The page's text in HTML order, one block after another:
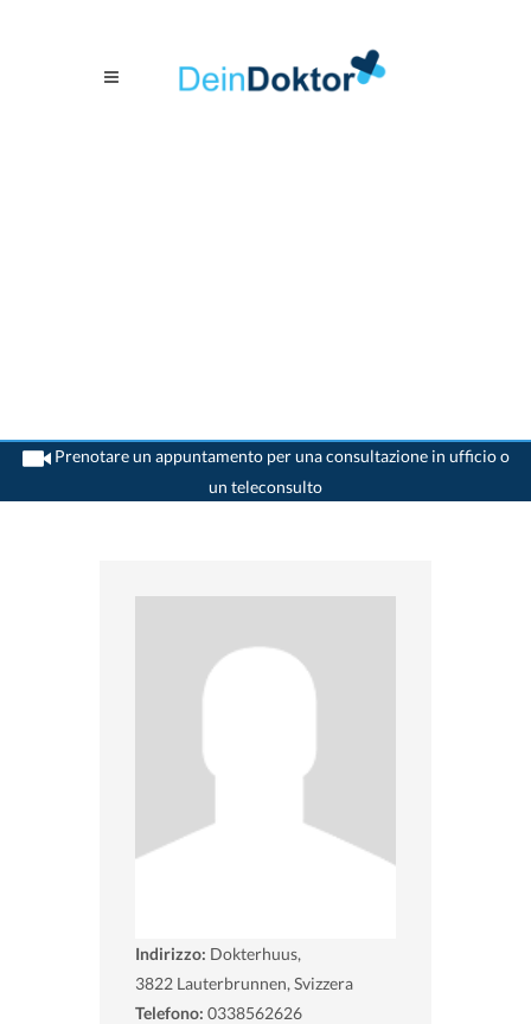
Prenotare un appuntamento per una consultazione in ufficio o
un teleconsulto
>Medico generico>Lauterbrunnen>Dr. Bruno Durrer
Indirizzo: Dokterhuus,
3822 Lauterbrunnen, Svizzera
Telefono: 0338562626